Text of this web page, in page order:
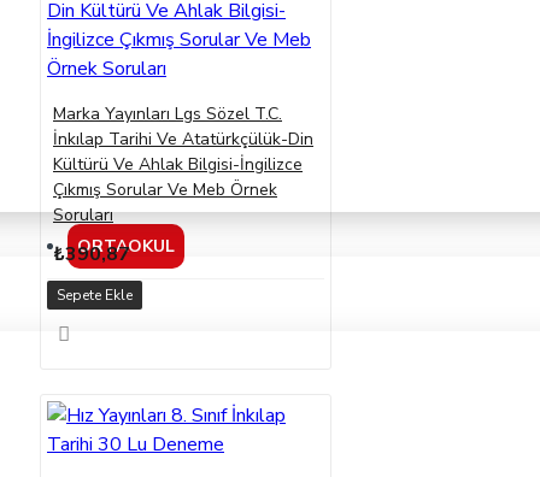
ORTAOKUL
Marka Yayınları Lgs Sözel T.C.
İnkılap Tarihi Ve Atatürkçülük-Din
Kültürü Ve Ahlak Bilgisi-İngilizce
Çıkmış Sorular Ve Meb Örnek
Soruları
₺390,87
Sepete Ekle